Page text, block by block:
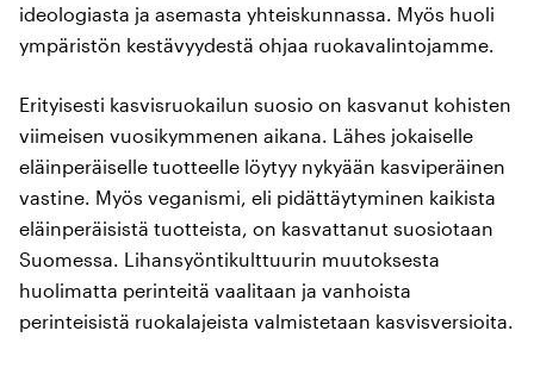
ideologiasta ja asemasta yhteiskunnassa. Myös huoli
ympäristön kestävyydestä ohjaa ruokavalintojamme.
Erityisesti kasvisruokailun suosio on kasvanut kohisten
viimeisen vuosikymmenen aikana. Lähes jokaiselle
eläinperäiselle tuotteelle löytyy nykyään kasviperäinen
vastine. Myös veganismi, eli pidättäytyminen kaikista
eläinperäisistä tuotteista, on kasvattanut suosiotaan
Suomessa. Lihansyöntikulttuurin muutoksesta
huolimatta perinteitä vaalitaan ja vanhoista
perinteisistä ruokalajeista valmistetaan kasvisversioita.